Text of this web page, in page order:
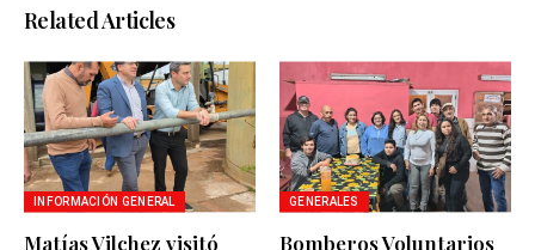
Related Articles
INFORMACIÓN GENERAL
Matías Vilchez visitó
GENERALES
Bomberos Voluntarios